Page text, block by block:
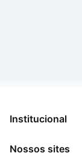
Institucional
Sobre
Nossos sites